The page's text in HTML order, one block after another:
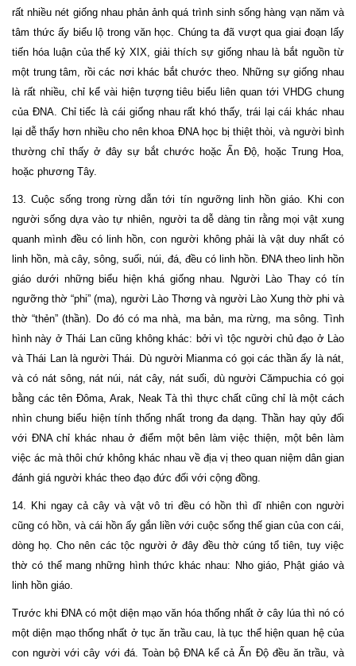
rất nhiều nét giống nhau phản ảnh quá trình sinh sống hàng vạn năm và
tâm thức ấy biểu lộ trong văn học. Chúng ta đã vượt qua giai đoạn lấy
tiến hóa luận của thế kỷ XIX, giải thích sự giống nhau là bắt nguồn từ
một trung tâm, rồi các nơi khác bắt chước theo. Những sự giống nhau
là rất nhiều, chỉ kể vài hiện tượng tiêu biểu liên quan tới VHDG chung
của ĐNA. Chỉ tiếc là cái giống nhau rất khó thấy, trái lại cái khác nhau
lại dễ thấy hơn nhiều cho nên khoa ĐNA học bị thiệt thòi, và người bình
thường chỉ thấy ở đây sự bắt chước hoặc Ấn Độ, hoặc Trung Hoa,
hoặc phương Tây.
13. Cuộc sống trong rừng dẫn tới tín ngưỡng linh hồn giáo. Khi con
người sống dựa vào tự nhiên, người ta dễ dàng tin rằng mọi vật xung
quanh mình đều có linh hồn, con người không phải là vật duy nhất có
linh hồn, mà cây, sông, suối, núi, đá, đều có linh hồn. ĐNA theo linh hồn
giáo dưới những biểu hiện khá giống nhau. Người Lào Thay có tín
ngưỡng thờ “phi” (ma), người Lào Thơng và người Lào Xung thờ phi và
thờ “thẻn” (thần). Do đó có ma nhà, ma bản, ma rừng, ma sông. Tình
hình này ở Thái Lan cũng không khác: bởi vì tộc người chủ đạo ở Lào
và Thái Lan là người Thái. Dù người Mianma có gọi các thần ấy là nát,
và có nát sông, nát núi, nát cây, nát suối, dù người Cămpuchia có gọi
bằng các tên Đôma, Arak, Neak Tà thì thực chất cũng chỉ là một cách
nhìn chung biểu hiện tính thống nhất trong đa dạng. Thần hay qủy đối
với ĐNA chỉ khác nhau ở điểm một bên làm việc thiện, một bên làm
việc ác mà thôi chứ không khác nhau về địa vị theo quan niệm dân gian
đánh giá người khác theo đạo đức đối với cộng đồng.
14. Khi ngay cả cây và vật vô tri đều có hồn thì dĩ nhiên con người
cũng có hồn, và cái hồn ấy gắn liền với cuộc sống thế gian của con cái,
dòng họ. Cho nên các tộc người ở đây đều thờ cúng tổ tiên, tuy việc
thờ có thể mang những hình thức khác nhau: Nho giáo, Phật giáo và
linh hồn giáo.
Trước khi ĐNA có một diện mạo văn hóa thống nhất ở cây lúa thì nó có
một diện mạo thống nhất ở tục ăn trầu cau, là tục thể hiện quan hệ của
con người với cây với đá. Toàn bộ ĐNA kể cả Ấn Độ đều ăn trầu, và